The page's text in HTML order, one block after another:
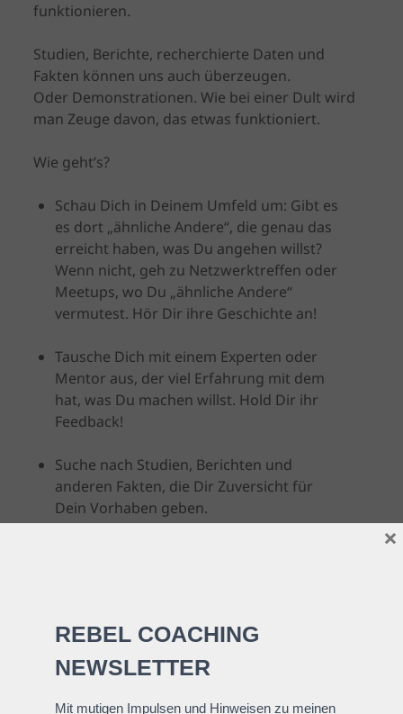
funktionieren.
Studien, Berichte, recherchierte Daten und
Fakten können uns auch überzeugen.
Oder Demonstrationen. Wie bei einer Dult wird
man Zeuge davon, das etwas funktioniert.
Wie geht’s?
Schau Dich in Deinem Umfeld um: Gibt es
es dort „ähnliche Andere“, die genau das
erreicht haben, was Du angehen willst?
Wenn nicht, geh zu Netzwerktreffen oder
Meetups, wo Du „ähnliche Andere“
vermutest. Hör Dir ihre Geschichte an!
Tausche Dich mit einem Experten oder
Mentor aus, der viel Erfahrung mit dem
hat, was Du machen willst. Hold Dir ihr
Feedback!
Suche nach Studien, Berichten und
anderen Fakten, die Dir Zuversicht für
Dein Vorhaben geben.
Wenn wir etwas Großes erreichen wollen,
brauchen wir unbedingt bestimmte Leute und
Rollen um uns.
×